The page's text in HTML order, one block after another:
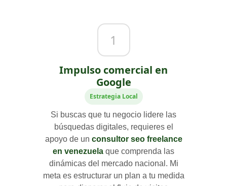
1
Impulso comercial en
Google
Estrategia Local
Si buscas que tu negocio lidere las
búsquedas digitales, requieres el
apoyo de un consultor seo freelance
en venezuela que comprenda las
dinámicas del mercado nacional. Mi
meta es estructurar un plan a tu medida